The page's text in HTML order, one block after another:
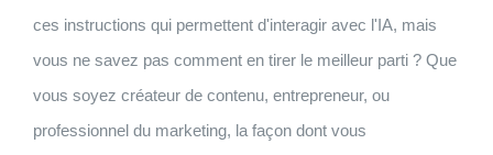
ces instructions qui permettent d'interagir avec l'IA, mais
vous ne savez pas comment en tirer le meilleur parti ? Que
vous soyez créateur de contenu, entrepreneur, ou
professionnel du marketing, la façon dont vous